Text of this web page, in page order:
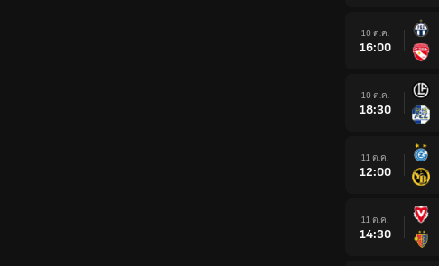
10 ต.ค.
16:00
10 ต.ค.
18:30
11 ต.ค.
12:00
11 ต.ค.
14:30